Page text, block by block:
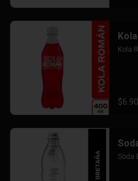
Kola
Soda